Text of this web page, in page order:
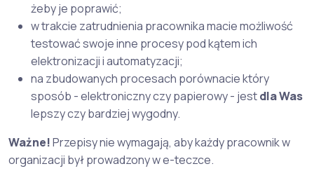
żeby je poprawić;
w trakcie zatrudnienia pracownika macie możliwość
testować swoje inne procesy pod kątem ich
elektronizacji i automatyzacji;
na zbudowanych procesach porównacie który
sposób - elektroniczny czy papierowy - jestdla Was
lepszy czy bardziej wygodny.
Ważne!Przepisy nie wymagają, aby każdy pracownik w
organizacji był prowadzony w e-teczce.